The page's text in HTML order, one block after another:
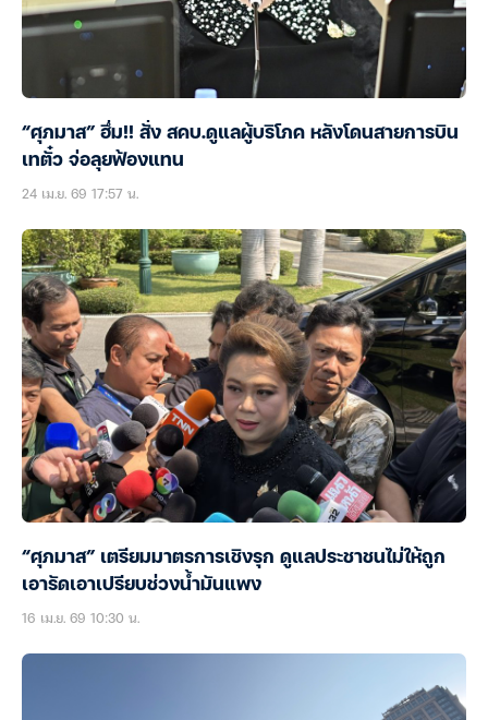
“ศุภมาส” ฮึ่ม!! สั่ง สคบ.ดูแลผู้บริโภค หลังโดนสายการบิน
เทตั๋ว จ่อลุยฟ้องแทน
24 เม.ย. 69 17:57 น.
“ศุภมาส” เตรียมมาตรการเชิงรุก ดูแลประชาชนไม่ให้ถูก
เอารัดเอาเปรียบช่วงน้ำมันแพง
16 เม.ย. 69 10:30 น.